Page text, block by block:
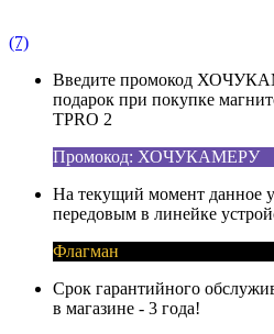
(7)
Введите промокод
подарок при покупке
TPRO 2
Промокод: ХОЧУКАМЕРУ
На текущий момент данное
передовым в линейке
Флагман
Срок гарантийного
в магазине - 3 года!